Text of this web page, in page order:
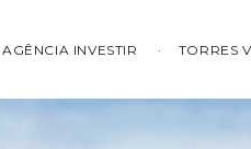
AGÊNCIA INVESTIR TORRES